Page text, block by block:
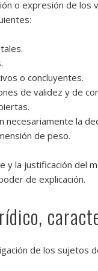
o expresión de los
o concluyentes.
de validez y de
necesariamente la
de peso.
y la justificación del
de explicación.
de los sujetos